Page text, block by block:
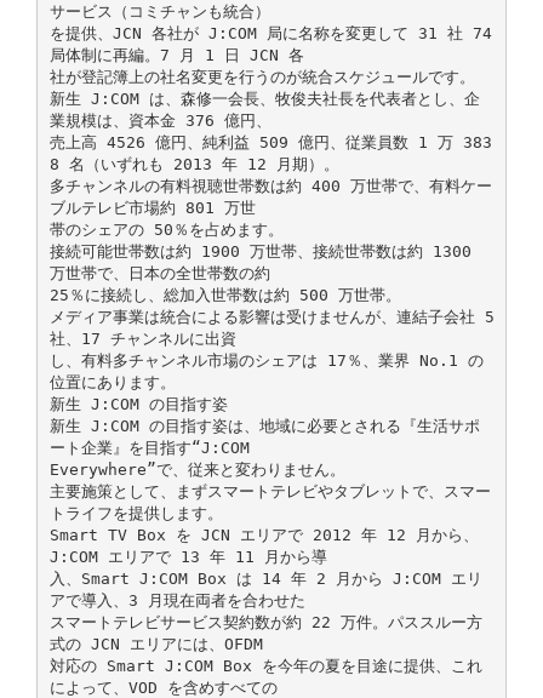
サービス（コミチャンも統合）
を提供、JCN 各社が J:COM 局に名称を変更して 31 社 74
局体制に再編。7 月 1 日 JCN 各
社が登記簿上の社名変更を行うのが統合スケジュールです。
新生 J:COM は、森修一会長、牧俊夫社長を代表者とし、企
業規模は、資本金 376 億円、
売上高 4526 億円、純利益 509 億円、従業員数 1 万 383
8 名（いずれも 2013 年 12 月期）。
多チャンネルの有料視聴世帯数は約 400 万世帯で、有料ケー
ブルテレビ市場約 801 万世
帯のシェアの 50％を占めます。
接続可能世帯数は約 1900 万世帯、接続世帯数は約 1300
万世帯で、日本の全世帯数の約
25％に接続し、総加入世帯数は約 500 万世帯。
メディア事業は統合による影響は受けませんが、連結子会社 5
社、17 チャンネルに出資
し、有料多チャンネル市場のシェアは 17％、業界 No.1 の
位置にあります。
新生 J:COM の目指す姿
新生 J:COM の目指す姿は、地域に必要とされる『生活サポ
ート企業』を目指す“J:COM
Everywhere”で、従来と変わりません。
主要施策として、まずスマートテレビやタブレットで、スマー
トライフを提供します。
Smart TV Box を JCN エリアで 2012 年 12 月から、
J:COM エリアで 13 年 11 月から導
入、Smart J:COM Box は 14 年 2 月から J:COM エリ
アで導入、3 月現在両者を合わせた
スマートテレビサービス契約数が約 22 万件。パススルー方
式の JCN エリアには、OFDM
対応の Smart J:COM Box を今年の夏を目途に提供、これ
によって、VOD を含めすべての